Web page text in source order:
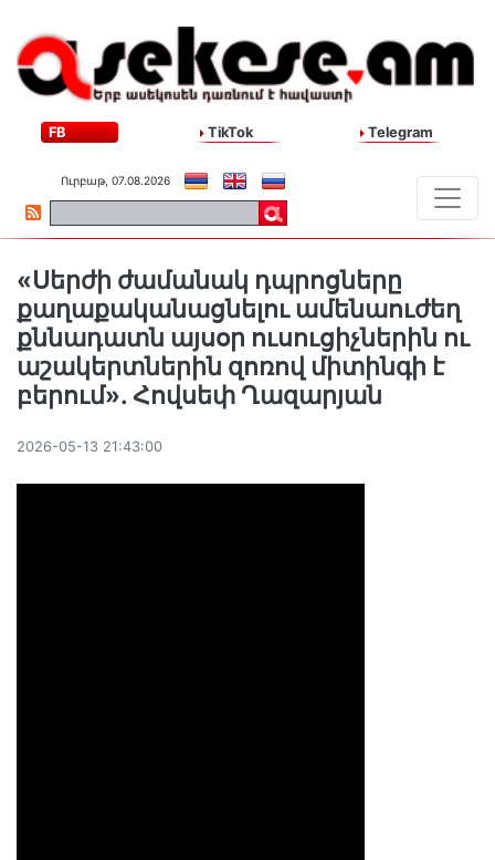
FB TikTok Telegram
Ուրբաթ, 07.08.2026
«Սերժի ժամանակ դպրոցները
քաղաքականացնելու ամենաուժեղ
քննադատն այսօր ուսուցիչներին ու
աշակերտներին զոռով միտինգի է
բերում». Հովսեփ Ղազարյան
2026-05-13 21:43:00